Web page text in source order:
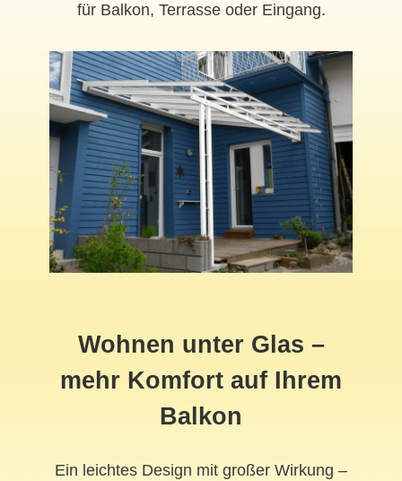
für Balkon, Terrasse oder Eingang.
Wohnen unter Glas –
mehr Komfort auf Ihrem
Balkon
Ein leichtes Design mit großer Wirkung –